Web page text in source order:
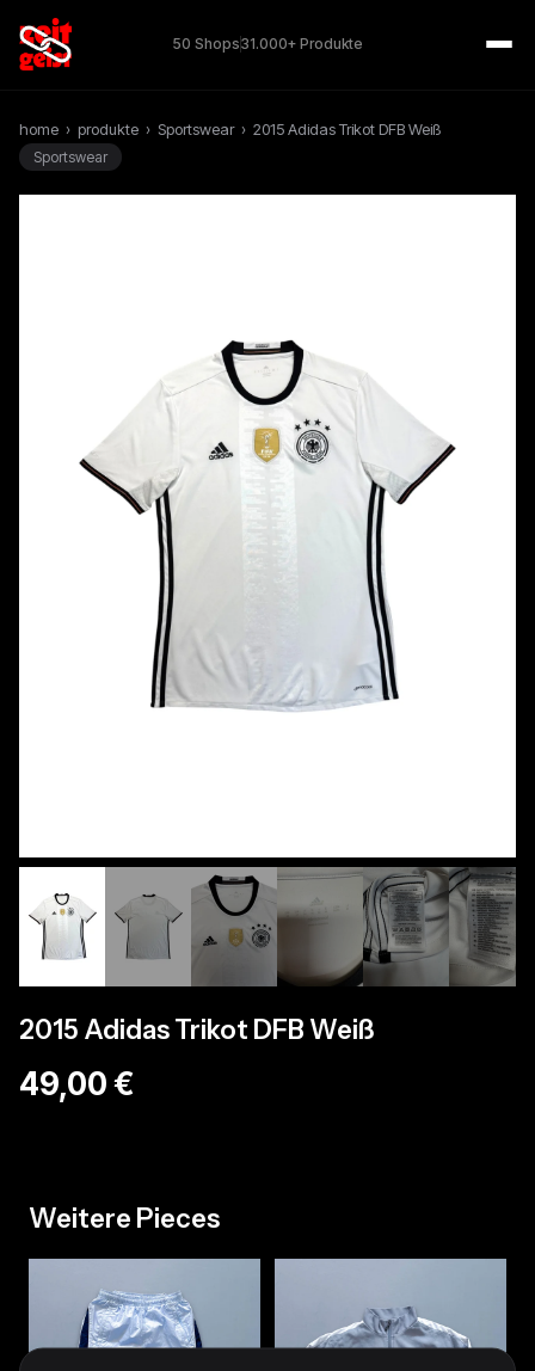
50 Shops31.000+ Produkte
home › produkte › Sportswear › 2015 Adidas Trikot DFB Weiß
Sportswear
2015 Adidas Trikot DFB Weiß
49,00 €
Weitere Pieces